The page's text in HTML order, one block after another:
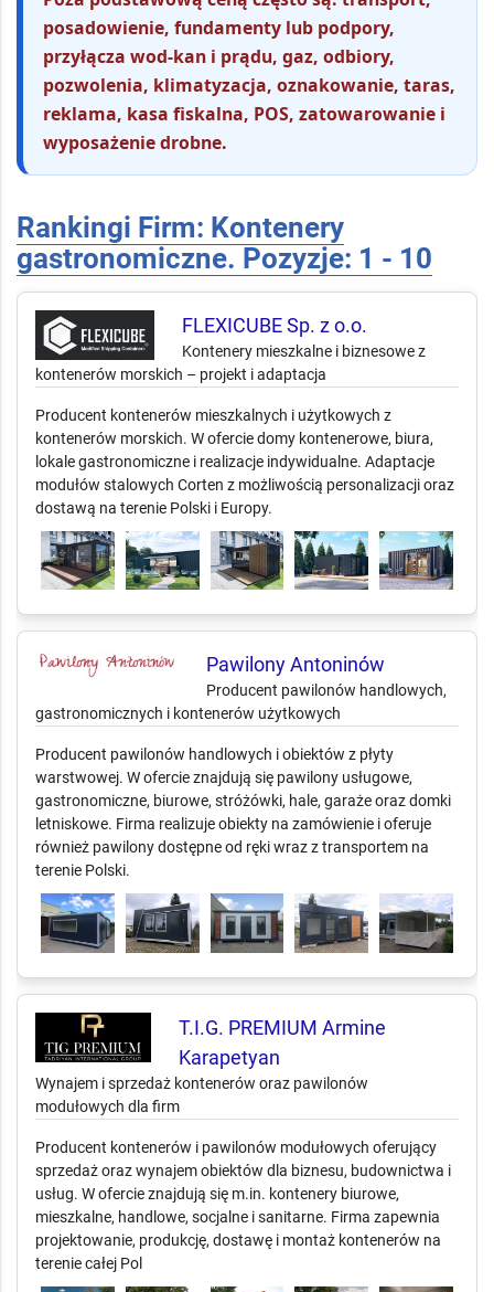
posadowienie, fundamenty lub podpory,
przyłącza wod-kan i prądu, gaz, odbiory,
pozwolenia, klimatyzacja, oznakowanie, taras,
reklama, kasa fiskalna, POS, zatowarowanie i
wyposażenie drobne.
Rankingi Firm: Kontenery
gastronomiczne. Pozyzje: 1 - 10
FLEXICUBE Sp. z o.o.
Kontenery mieszkalne i biznesowe z
kontenerów morskich – projekt i adaptacja
Producent kontenerów mieszkalnych i użytkowych z
kontenerów morskich. W ofercie domy kontenerowe, biura,
lokale gastronomiczne i realizacje indywidualne. Adaptacje
modułów stalowych Corten z możliwością personalizacji oraz
dostawą na terenie Polski i Europy.
Pawilony Antoninów
Producent pawilonów handlowych,
gastronomicznych i kontenerów użytkowych
Producent pawilonów handlowych i obiektów z płyty
warstwowej. W ofercie znajdują się pawilony usługowe,
gastronomiczne, biurowe, stróżówki, hale, garaże oraz domki
letniskowe. Firma realizuje obiekty na zamówienie i oferuje
również pawilony dostępne od ręki wraz z transportem na
terenie Polski.
T.I.G. PREMIUM Armine
Karapetyan
Wynajem i sprzedaż kontenerów oraz pawilonów
modułowych dla firm
Producent kontenerów i pawilonów modułowych oferujący
sprzedaż oraz wynajem obiektów dla biznesu, budownictwa i
usług. W ofercie znajdują się m.in. kontenery biurowe,
mieszkalne, handlowe, socjalne i sanitarne. Firma zapewnia
projektowanie, produkcję, dostawę i montaż kontenerów na
terenie całej Pol